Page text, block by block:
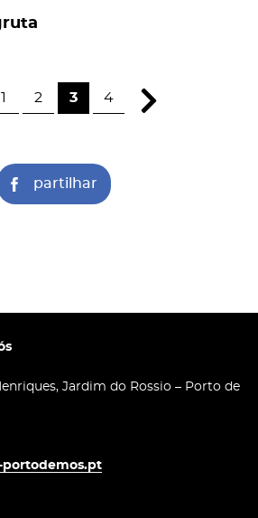
1 2 3 4
partilhar
Jardim do Rossio – Porto de